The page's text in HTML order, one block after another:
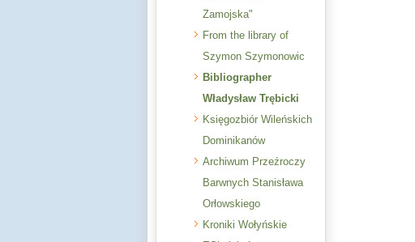
Zamojska"
From the library of
Szymon Szymonowic
Bibliographer
Władysław Trębicki
Księgozbiór Wileńskich
Dominikanów
Archiwum Przeźroczy
Barwnych Stanisława
Orłowskiego
Kroniki Wołyńskie